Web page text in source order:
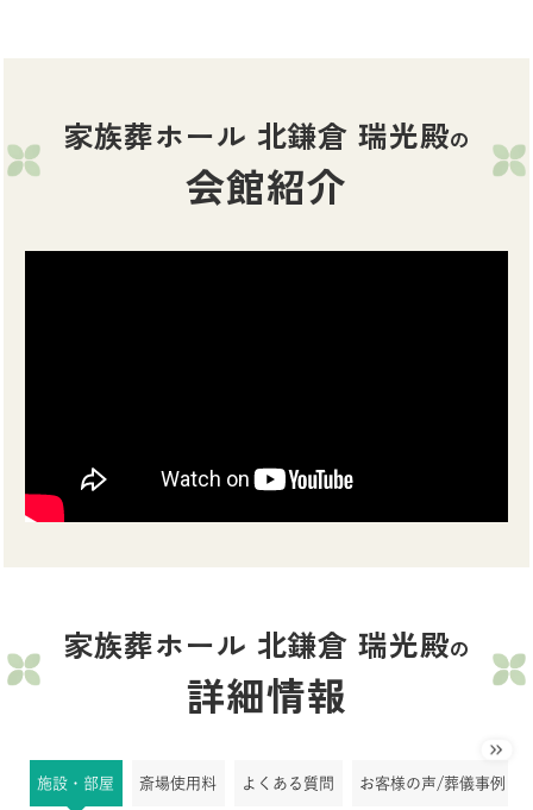
家族葬ホール 北鎌倉 瑞光殿の
会館紹介
家族葬ホール 北鎌倉 瑞光殿の
詳細情報
施設・部屋 斎場使用料 よくある質問 お客様の声/葬儀事例